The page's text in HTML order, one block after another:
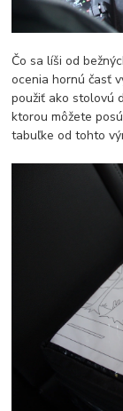
Čo sa líši od
ocenia hornú časť
použiť ako stolovú
ktorou môžete
tabuľke od tohto